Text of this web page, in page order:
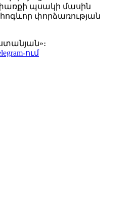
պսակի մասին
փորձառության
ում